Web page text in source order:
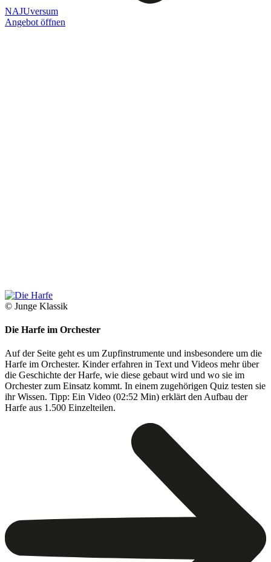
NAJUversum
Angebot öffnen
© Junge Klassik
Die Harfe im Orchester
Auf der Seite geht es um Zupfinstrumente und insbesondere um die
Harfe im Orchester. Kinder erfahren in Text und Videos mehr über
die Geschichte der Harfe, wie diese gebaut wird und wo sie im
Orchester zum Einsatz kommt. In einem zugehörigen Quiz testen sie
ihr Wissen. Tipp: Ein Video (02:52 Min) erklärt den Aufbau der
Harfe aus 1.500 Einzelteilen.